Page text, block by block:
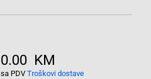
0.00 KM
sa PDV Troškovi dostave